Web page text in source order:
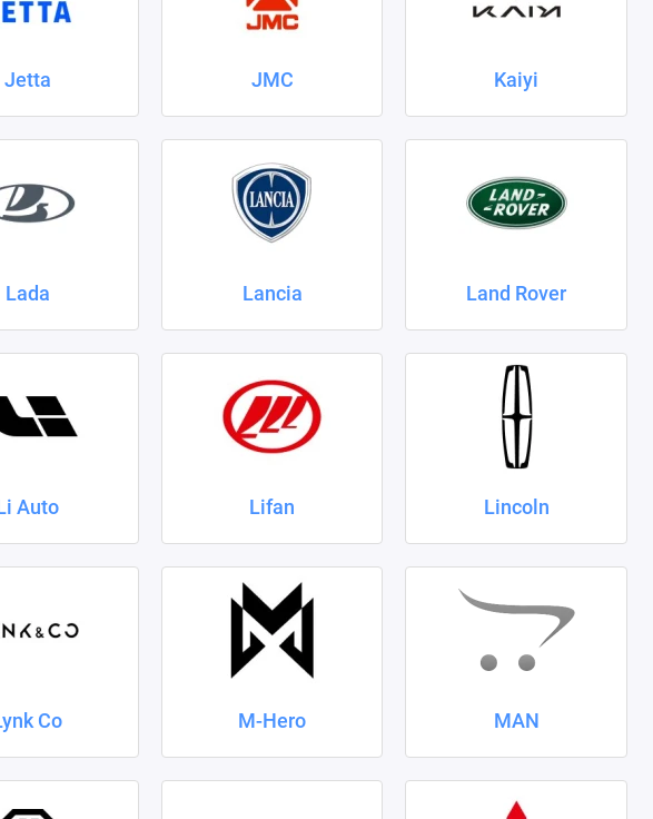
Jetta JMC Kaiyi
Lada Lancia Land Rover
Auto Lifan Lincoln
Co M-Hero MAN